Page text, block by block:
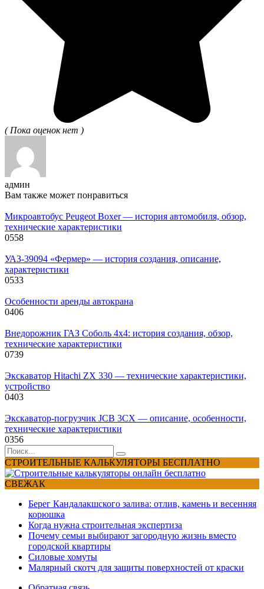
( Пока оценок нет )
админ
Вам также может понравиться
Микроавтобус Peugeot Boxer — история автомобиля, обзор,
технические характеристики
0558
УАЗ-39094 «Фермер» — история создания, описание,
характеристики
0533
Особенности аренды автокрана
0406
Внедорожник ГАЗ Соболь 4х4: история создания, обзор,
технические характеристики
0739
Экскаватор Hitachi ZX 330 — технические характеристики,
устройство
0403
Экскаватор-погрузчик JCB 3CX — описание, особенности,
технические характеристики
0356
Search
for:
СТРОИТЕЛЬНЫЕ КАЛЬКУЛЯТОРЫ БЕСПЛАТНО
СВЕЖАК
Берег Кандалакшского залива: отлив, камень и весенняя
корюшка
Когда нужна строительная экспертиза
Почему семьи выбирают загородную жизнь вместо
городской квартиры
Силовые хомуты
Малярный скотч для защиты поверхностей от краски